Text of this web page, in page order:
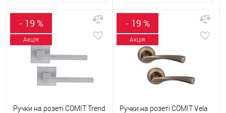
- 19 %
Акція
Ручки на розеті COMIT Trend
- 19 %
Акція
Ручки на розеті COMIT Vela